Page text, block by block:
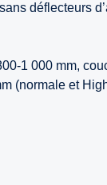
déflecteurs
1 000 mm,
(normale et